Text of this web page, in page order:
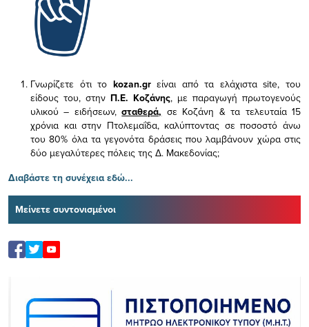
Γνωρίζετε ότι το kozan.gr είναι από τα ελάχισταsite, του
είδους του, στην Π.Ε. Κοζάνης, με παραγωγή πρωτογενούς
υλικού – ειδήσεων,σταθερά, σε Κοζάνη & τα τελευταία 15
χρόνια και στην Πτολεμαΐδα, καλύπτοντας σε ποσοστό άνω
του 80% όλα τα γεγονότα δράσεις που λαμβάνουν χώρα στις
δύο μεγαλύτερες πόλεις της Δ. Μακεδονίας;
Διαβάστε τη συνέχεια εδώ...
Μείνετε συντονισμένοι